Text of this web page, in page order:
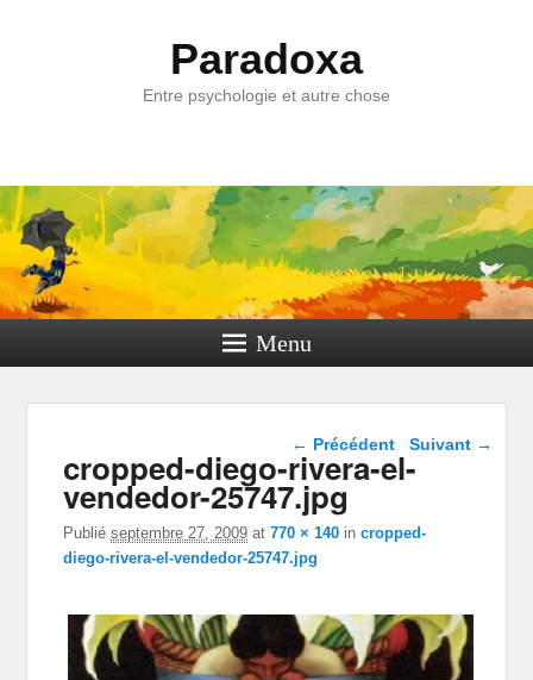
Paradoxa
Entre psychologie et autre chose
Menu
Navigation dans les
← Précédent Suivant →
cropped-diego-rivera-el-
vendedor-25747.jpg
Publiéseptembre 27, 2009 at770 × 140 incropped-
diego-rivera-el-vendedor-25747.jpg